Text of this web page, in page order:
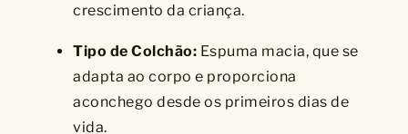
crescimento da criança.
Tipo de Colchão: Espuma macia, que se
adapta ao corpo e proporciona
aconchego desde os primeiros dias de
vida.